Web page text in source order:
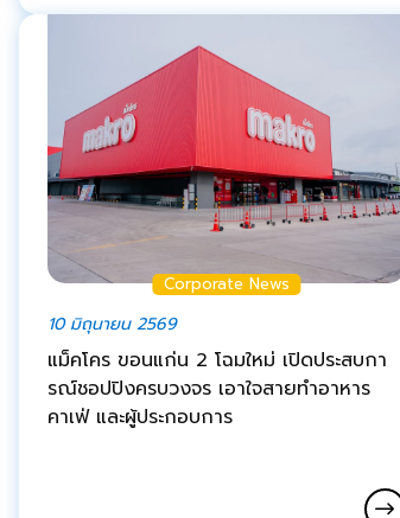
Corporate News
10 มิถุนายน 2569
แม็คโคร ขอนแก่น 2 โฉมใหม่ เปิดประสบกา
รณ์ชอปปิงครบวงจร เอาใจสายทำอาหาร
คาเฟ่ และผู้ประกอบการ